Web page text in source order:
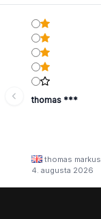
thomas ***
thomas markus
4. augusta 2026